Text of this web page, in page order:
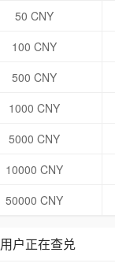
50 CNY
100 CNY
500 CNY
1000 CNY
5000 CNY
10000 CNY
50000 CNY
用户正在查兑